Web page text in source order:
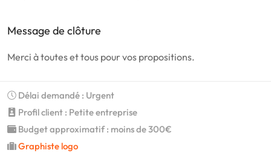
Message de clôture
Merci à toutes et tous pour vos propositions.
Délai demandé : Urgent
Profil client : Petite entreprise
Budget approximatif : moins de 300€
Graphiste logo